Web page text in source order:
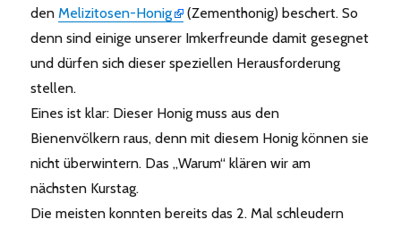
denMelizitosen-Honig
(Zementhonig) beschert. So
denn sind einige unserer Imkerfreunde damit gesegnet
und dürfen sich dieser speziellen Herausforderung
stellen.
Eines ist klar: Dieser Honig muss aus den
Bienenvölkern raus, denn mit diesem Honig können sie
nicht überwintern. Das „Warum“ klären wir am
nächsten Kurstag.
Die meisten konnten bereits das 2. Mal schleudern